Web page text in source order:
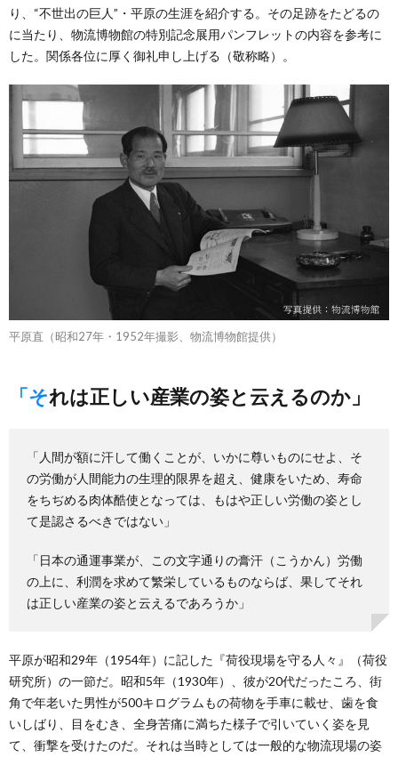
り、“不世出の巨人”・平原の生涯を紹介する。その足跡をたどるの
に当たり、物流博物館の特別記念展用パンフレットの内容を参考に
した。関係各位に厚く御礼申し上げる（敬称略）。
平原直（昭和27年・1952年撮影、物流博物館提供）
「それは正しい産業の姿と云えるのか」
「人間が額に汗して働くことが、いかに尊いものにせよ、そ
の労働が人間能力の生理的限界を超え、健康をいため、寿命
をちぢめる肉体酷使となっては、もはや正しい労働の姿とし
て是認さるべきではない」
「日本の通運事業が、この文字通りの膏汗（こうかん）労働
の上に、利潤を求めて繁栄しているものならば、果してそれ
は正しい産業の姿と云えるであろうか」
平原が昭和29年（1954年）に記した『荷役現場を守る人々』（荷役
研究所）の一節だ。昭和5年（1930年）、彼が20代だったころ、街
角で年老いた男性が500キログラムもの荷物を手車に載せ、歯を食
いしばり、目をむき、全身苦痛に満ちた様子で引いていく姿を見
て、衝撃を受けたのだ。それは当時としては一般的な物流現場の姿